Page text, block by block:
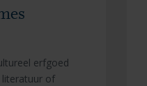
erfgoed
literatuur of